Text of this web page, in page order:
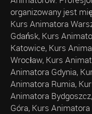
organizowany jest
Kurs Animatora
Gdańsk, Kurs
Katowice, Kurs
Wrocław, Kurs
Animatora Gdynia,
Animatora Rumia,
Animatora
Góra, Kurs